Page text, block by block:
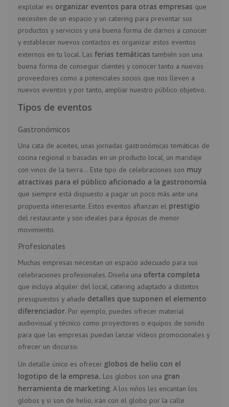
explotar es organizar eventos para otras empresas que
necesiten de un espacio y un catering para presentar sus
productos y servicios y una buena forma de darnos a conocer
y establecer nuevos contactos es organizar estos eventos
externos en tu local. Las ferias temáticas también son una
buena forma de conseguir clientes y conocer tanto a nuevos
proveedores como a potenciales socios que nos lleven a
nuevos eventos y por tanto, ampliar nuestro público objetivo.
Tipos de eventos
Gastronómicos
Una cata de aceites, unas jornadas gastronómicas temáticas de
cocina regional o basadas en un producto local, un maridaje
con vinos de la tierra… Este tipo de celebraciones son muy
atractivas para el público aficionado a la gastronomía
que siempre está dispuesto a pagar un poco más ante una
propuesta interesante. Estos eventos afianzan el prestigio
del restaurante y son ideales para épocas de menor
movimiento.
Profesionales
Muchas empresas necesitan un espacio adecuado para sus
celebraciones profesionales. Diseña una oferta completa
que incluya alquiler del local, catering adaptado a distintos
presupuestos y añade detalles que suponen el elemento
diferenciador. Por ejemplo, puedes ofrecer material
audiovisual y técnico como proyectores o equipos de sonido
para que las empresas puedan lanzar vídeos promocionales y
ofrecer un discurso.
Un detalle único es ofrecer globos de helio con el
logotipo de la empresa. Los globos son una gran
herramienta de marketing. A los niños les encantan los
globos y si son de helio, irán con el globo por la calle